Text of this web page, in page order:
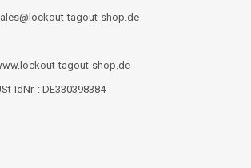
tagout-shop.de
tagout-shop.de
IdNr. : DE330398384